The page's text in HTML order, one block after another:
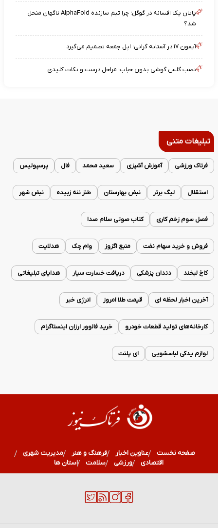
پایان یک افسانه در گوگل؛ چرا تیم سازنده AlphaFold ناگهان منحل
شد؟
آیفون ۱۷ در آستانه گرانی؛ اپل جمعه تصمیم می‌گیرد
نصب گلس گوشی بدون حباب؛ مراحل درست و نکات کلیدی
تبلیغات متنی
فرتاک ورزشی آموزش آشپزی سعید محمد فال پرسپولیس
استقلال لیگ برتر نبض بهارستان طنز ننه زبیده نبض شهر
فصل سوم زخم کاری کتاب صوتی سلام صدا
فروش و خرید سهام نفت منبع اگزوز وام چک هدلایت
کاخ لبخند دندان پزشکی دریافت خسارت سیار هدایای تبلیغاتی
آخرین اخبار لحظه ای قیمت طلا امروز انرژی خبر
کارخانه‌های تولید قطعات خودرو خرید فالوور ارزان اینستاگرام
لوازم یدکی لباسشویی ای پلنت
صفحه نخست عناوین اخبار فرهنگ و هنر
مدیریت شهری
اقتصادی
ورزشی سلامت استان ها